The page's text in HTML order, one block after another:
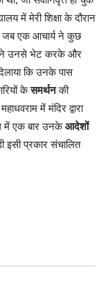
में मेरी शिक्षा के दौरान
जब एक आचार्य ने कुछ
उनसे भेट करके और
कि उनके पास
केसमर्थनकी
में मंदिर द्वारा
में एक बार उनकेआदेशों
इसी प्रकार संचालित